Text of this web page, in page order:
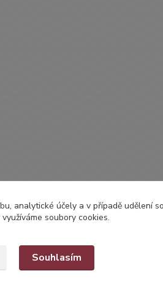
analytické účely a v případě udělení
soubory cookies.
Souhlasím